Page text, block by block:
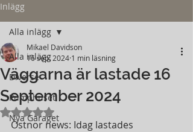
Inlägg
Alla inlägg
Diverse
Pumphuset
Nya Garaget
Alla inlägg
Väggarna är lastade 16
September 2024
Mikael Davidson
16 sep. 2024 1 min läsning
Betygsatt till NaN av 5 stjärnor.
Östnor news: Idag lastades